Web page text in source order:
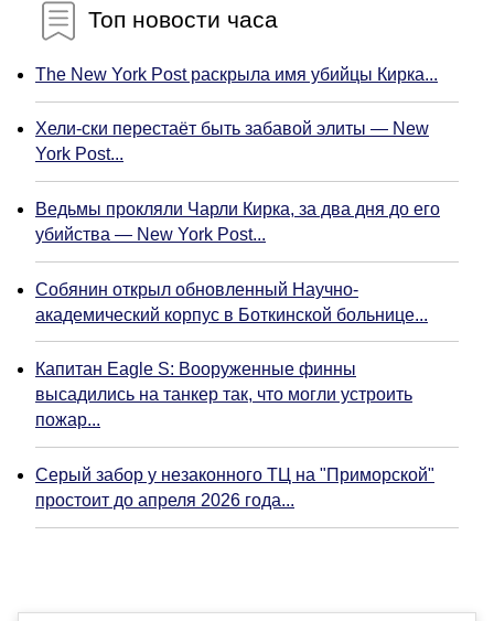
Топ новости часа
The New York Post раскрыла имя убийцы Кирка...
Хели-ски перестаёт быть забавой элиты — New
York Post...
Ведьмы прокляли Чарли Кирка, за два дня до его
убийства — New York Post...
Собянин открыл обновленный Научно-
академический корпус в Боткинской больнице...
Капитан Eagle S: Вооруженные финны
высадились на танкер так, что могли устроить
пожар...
Серый забор у незаконного ТЦ на "Приморской"
простоит до апреля 2026 года...